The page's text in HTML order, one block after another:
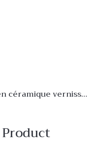
1950/60